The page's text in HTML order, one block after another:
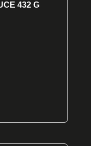
432 G